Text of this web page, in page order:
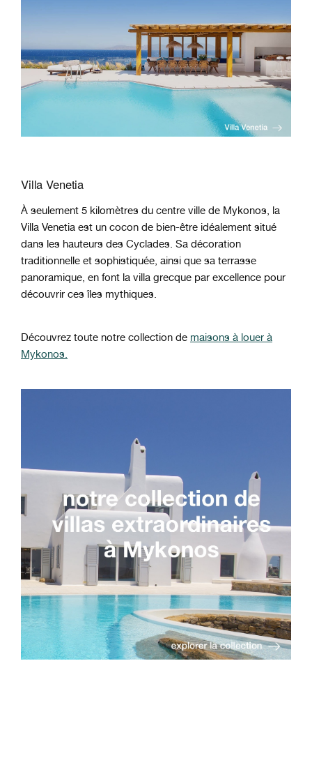
Villa Venetia
À seulement 5 kilomètres du centre ville de Mykonos, la
Villa Venetia est un cocon de bien-être idéalement situé
dans les hauteurs des Cyclades. Sa décoration
traditionnelle et sophistiquée, ainsi que sa terrasse
panoramique, en font la villa grecque par excellence pour
découvrir ces îles mythiques.
Découvrez toute notre collection de maisons à louer à
Mykonos.